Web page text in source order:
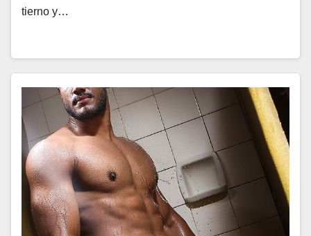
tierno y…